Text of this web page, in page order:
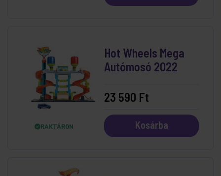
RAKTÁRON
Hot Wheels Mega
Autómosó 2022
23 590 Ft
Kosárba